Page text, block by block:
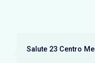
Salute 23 Centro